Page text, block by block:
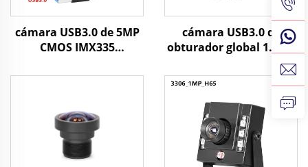
cámara USB3.0 de 5MP
CMOS IMX335
60FPS, cámara mini de
movimiento rápido
cámara USB3.0 de
obturador global 1.3MP
400fps 200fps de alta
velocidad para sistema
calidad